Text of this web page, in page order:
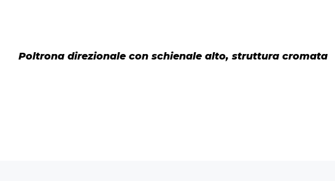
Poltrona direzionale con schienale alto, struttura cromata